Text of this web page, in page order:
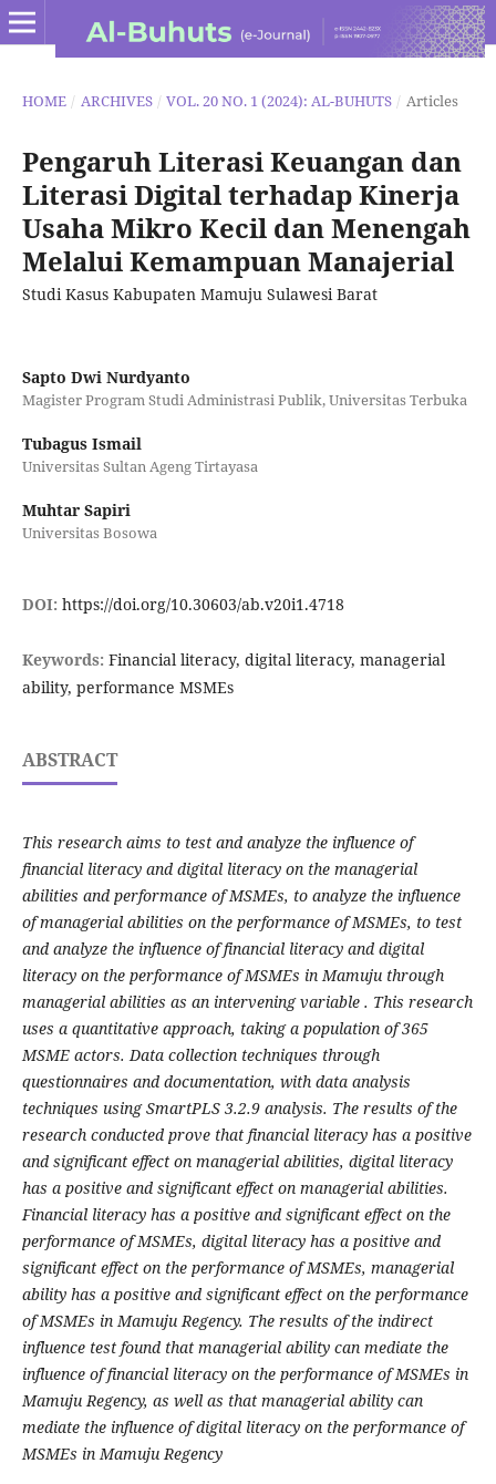
HOME / ARCHIVES / VOL. 20 NO. 1 (2024): AL-BUHUTS / Articles
Pengaruh Literasi Keuangan dan
Literasi Digital terhadap Kinerja
Usaha Mikro Kecil dan Menengah
Melalui Kemampuan Manajerial
Studi Kasus Kabupaten Mamuju Sulawesi Barat
Sapto Dwi Nurdyanto
Magister Program Studi Administrasi Publik, Universitas Terbuka
Tubagus Ismail
Universitas Sultan Ageng Tirtayasa
Muhtar Sapiri
Universitas Bosowa
DOI: https://doi.org/10.30603/ab.v20i1.4718
Keywords: Financial literacy, digital literacy, managerial
ability, performance MSMEs
ABSTRACT
This research aims to test and analyze the influence of
financial literacy and digital literacy on the managerial
abilities and performance of MSMEs, to analyze the influence
of managerial abilities on the performance of MSMEs, to test
and analyze the influence of financial literacy and digital
literacy on the performance of MSMEs in Mamuju through
managerial abilities as an intervening variable . This research
uses a quantitative approach, taking a population of 365
MSME actors. Data collection techniques through
questionnaires and documentation, with data analysis
techniques using SmartPLS 3.2.9 analysis. The results of the
research conducted prove that financial literacy has a positive
and significant effect on managerial abilities, digital literacy
has a positive and significant effect on managerial abilities.
Financial literacy has a positive and significant effect on the
performance of MSMEs, digital literacy has a positive and
significant effect on the performance of MSMEs, managerial
ability has a positive and significant effect on the performance
of MSMEs in Mamuju Regency. The results of the indirect
influence test found that managerial ability can mediate the
influence of financial literacy on the performance of MSMEs in
Mamuju Regency, as well as that managerial ability can
mediate the influence of digital literacy on the performance of
MSMEs in Mamuju Regency